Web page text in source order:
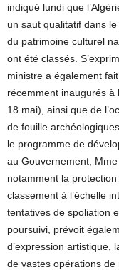
indiqué lundi que
un saut qualitatif dans
du patrimoine culturel
ont été classés.
ministre a également
récemment inaugurés à
18 mai), ainsi que de
de fouille
le programme de
au Gouvernement,
notamment la
classement à l’échelle
tentatives de spoliation
poursuivi, prévoit
d’expression artistique,
de vastes opérations